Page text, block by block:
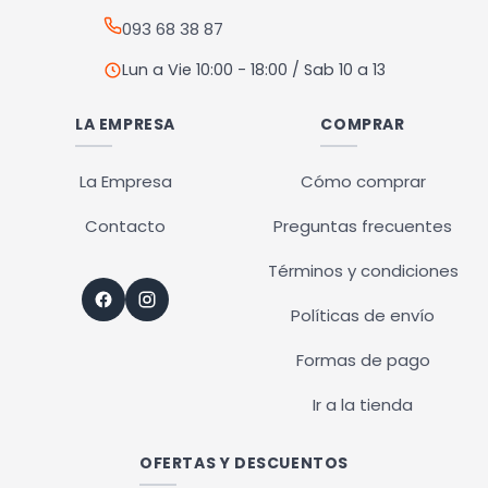
de
producto
producto
093 68 38 87
Lun a Vie 10:00 - 18:00 / Sab 10 a 13
LA EMPRESA
La Empresa
Contacto
COMPRAR
Cómo comprar
Preguntas frecuentes
Términos y condiciones
Políticas de envío
Formas de pago
Ir a la tienda
OFERTAS Y DESCUENTOS